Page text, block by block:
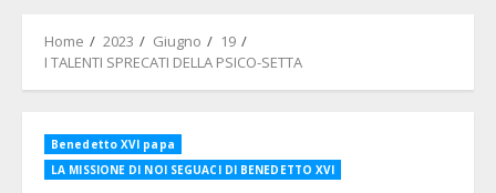
Home 2023 Giugno
19
I TALENTI SPRECATI DELLA PSICO-SETTA
Benedetto XVI papa
LA MISSIONE DI NOI SEGUACI DI BENEDETTO XVI